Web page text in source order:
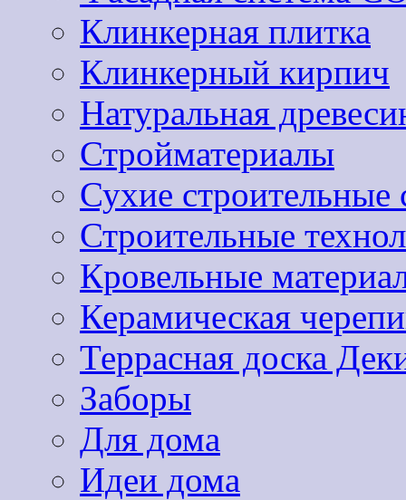
Клинкерная плитка
Клинкерный кирпич
Натуральная
Стройматериалы
Сухие строительные
Строительные
Кровельные
Керамическая
Террасная доска
Заборы
Для дома
Идеи дома